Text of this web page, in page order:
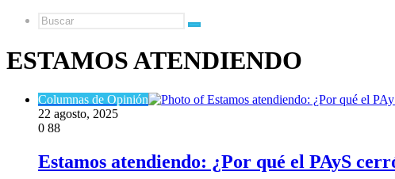
Buscar
ESTAMOS ATENDIENDO
Columnas de Opinión
22 agosto, 2025
0 88
Estamos atendiendo: ¿Por qué el PAyS